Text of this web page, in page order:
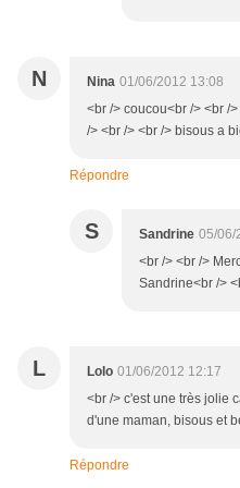
N Nina 01/06/2012 13:08
<br /> coucou<br /> <br /
/> <br /> <br /> bisous a
Répondre
S Sandrine 05/06/
<br /> <br />
Sandrine<br />
L Lolo 01/06/2012 12:17
<br /> c'est une très jolie
d'une maman, bisous et
Répondre